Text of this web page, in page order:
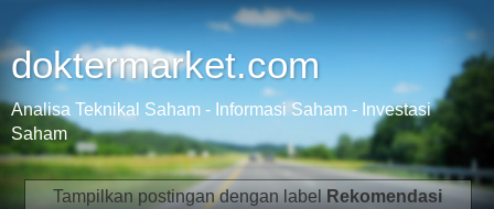
doktermarket.com
Analisa Teknikal Saham - Informasi Saham - Investasi
Saham
Tampilkan postingan dengan labelRekomendasi